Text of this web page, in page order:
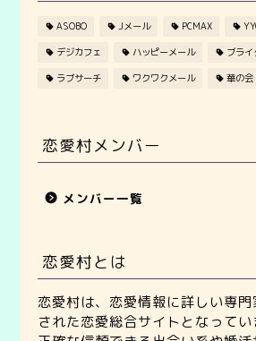
ASOBO Jメール PCMAX
デジカフェ ハッピーメール ブラ
ラブサーチ ワクワクメール 華の会
恋愛村メンバー
メンバー一覧
恋愛村とは
恋愛村は、恋愛情報に詳しい専
された恋愛総合サイトとなってい